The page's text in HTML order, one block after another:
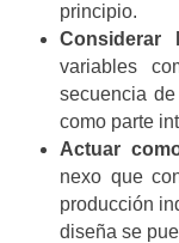
principio.
Considerar
variables
secuencia
como parte
Actuar
nexo que
producción
diseña se